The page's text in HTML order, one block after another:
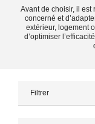
Avant de choisir, il est
concerné et
extérieur, logement
d’optimiser
Filtrer